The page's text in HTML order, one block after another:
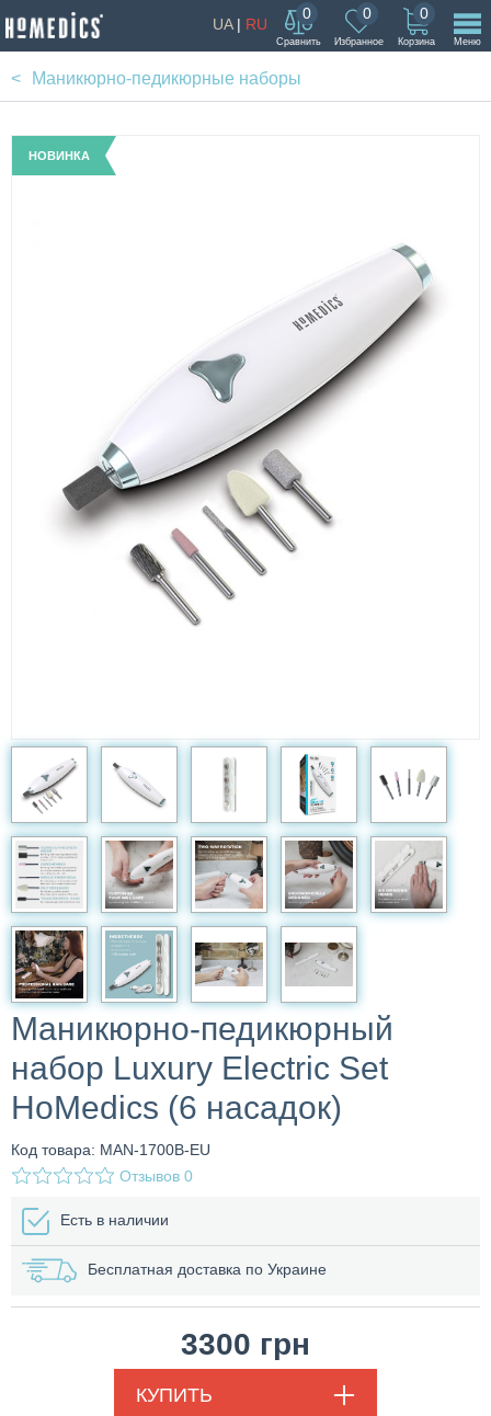
UA| RU
0
Сравнить
0
Избранное
0
Корзина Меню
Маникюрно-педикюрные наборы
НОВИНКА
Маникюрно-педикюрный
набор Luxury Electric Set
HoMedics (6 насадок)
Код товара: MAN-1700B-EU
Отзывов 0
Есть в наличии
Бесплатная доставка по Украине
3300 грн
КУПИТЬ